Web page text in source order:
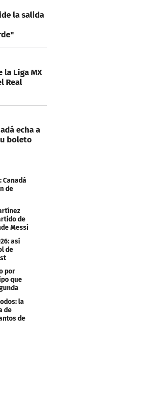
la salida
la Liga MX
Real
echa a
boleto
Canadá
de
de
Messi
así
de
por
que
la
de
de